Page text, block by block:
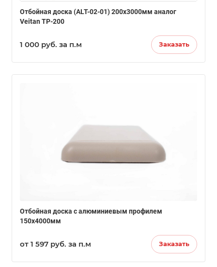
Отбойная доска (ALT-02-01) 200х3000мм аналог
Veitan ТР-200
1 000 руб. за п.м Заказать
Отбойная доска с алюминиевым профилем
150х4000мм
от 1 597 руб. за п.м Заказать